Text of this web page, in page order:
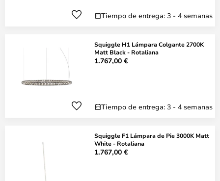
Tiempo de entrega: 3 - 4 semanas
Squiggle H1 Lámpara Colgante 2700K
Matt Black - Rotaliana
1.767,00 €
Tiempo de entrega: 3 - 4 semanas
Squiggle F1 Lámpara de Pie 3000K Matt
White - Rotaliana
1.767,00 €